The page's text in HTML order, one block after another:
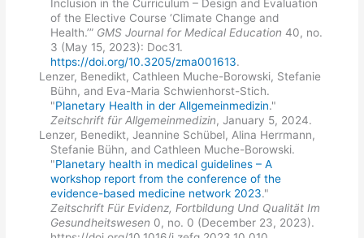
Inclusion in the Curriculum – Design and Evaluation
of the Elective Course ‘Climate Change and
Health.’” GMS Journal for Medical Education 40, no.
3 (May 15, 2023): Doc31.
https://doi.org/10.3205/zma001613.
Lenzer, Benedikt, Cathleen Muche-Borowski, Stefanie
Bühn, and Eva-Maria Schwienhorst-Stich.
"Planetary Health in der Allgemeinmedizin."
Zeitschrift für Allgemeinmedizin, January 5, 2024.
Lenzer, Benedikt, Jeannine Schübel, Alina Herrmann,
Stefanie Bühn, and Cathleen Muche-Borowski.
"Planetary health in medical guidelines – A
workshop report from the conference of the
evidence-based medicine network 2023."
Zeitschrift Für Evidenz, Fortbildung Und Qualität Im
Gesundheitswesen 0, no. 0 (December 23, 2023).